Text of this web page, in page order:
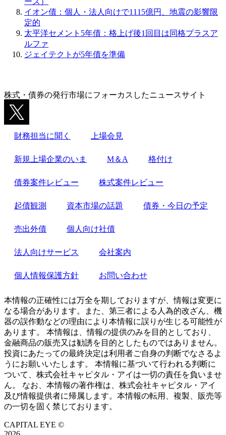
イオン債：個人・法人向けで1115億円、地震の影響限
定的
太平洋セメント5年債：格上げ後1回目は同格プラスア
ルファ
ジェイテクトが5年債を準備
株式・債券の発行市場にフォーカスしたニュースサイト
財務担当に聞く 上場会見
新規上場企業のいま M＆A 格付け
債券案件レビュー 株式案件レビュー
起債観測 資本市場の話題 債券・今日の予定
売出外債 個人向け社債
法人向けサービス 会社案内
個人情報保護方針 お問い合わせ
本情報の正確性には万全を期しておりますが、情報は変更に
なる場合があります。また、第三者による人為的改ざん、機
器の誤作動などの理由により本情報に誤りが生じる可能性が
あります。 本情報は、情報の提供のみを目的としており、
金融商品の販売又は勧誘を目的としたものではありません。
投資にあたっての最終決定は利用者ご自身の判断でなさるよ
うにお願いいたします。 本情報に基づいて行われる判断に
ついて、株式会社キャピタル・アイは一切の責任を負いませ
ん。 なお、本情報の著作権は、株式会社キャピタル・アイ
及び情報提供者に帰属します。本情報の転用、複製、販売等
の一切を固く禁じております。
CAPITAL EYE ©